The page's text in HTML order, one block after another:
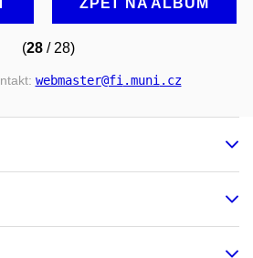
ZPĚT NA ALBUM
(28 / 28)
webmaster@fi.muni.cz